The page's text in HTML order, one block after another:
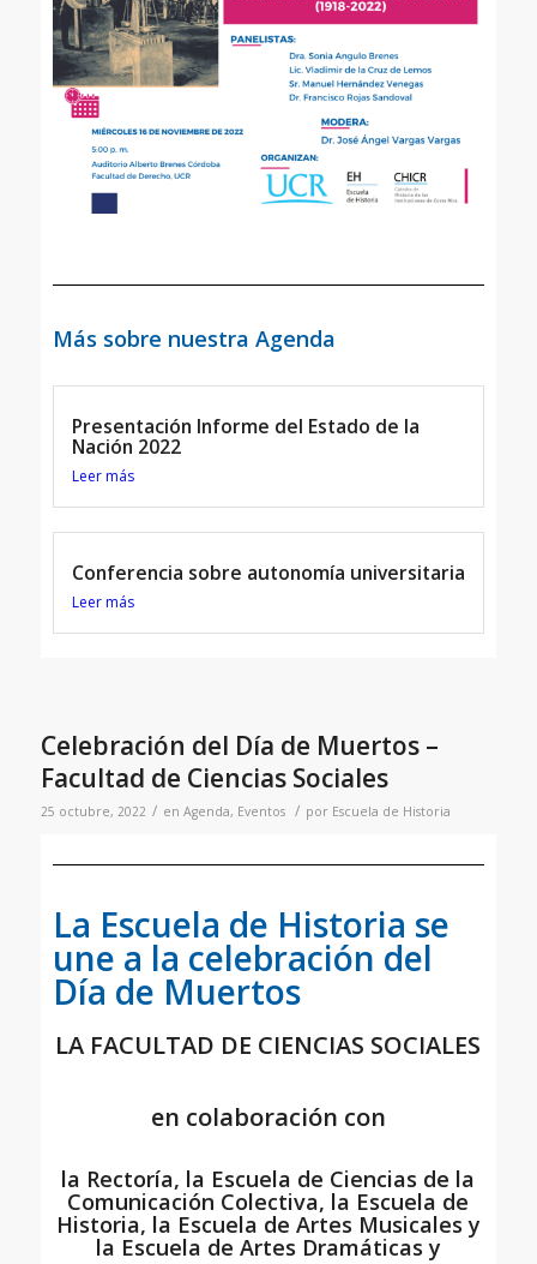
Más sobre nuestra Agenda
Presentación Informe del Estado de la
Nación 2022
Leer más
Conferencia sobre autonomía universitaria
Leer más
Celebración del Día de Muertos –
Facultad de Ciencias Sociales
25 octubre, 2022 / en Agenda, Eventos / por Escuela de Historia
La Escuela de Historia se
une a la celebración del
Día de Muertos
LA FACULTAD DE CIENCIAS SOCIALES
en colaboración con
la Rectoría, la Escuela de Ciencias de la
Comunicación Colectiva, la Escuela de
Historia, la Escuela de Artes Musicales y
la Escuela de Artes Dramáticas y